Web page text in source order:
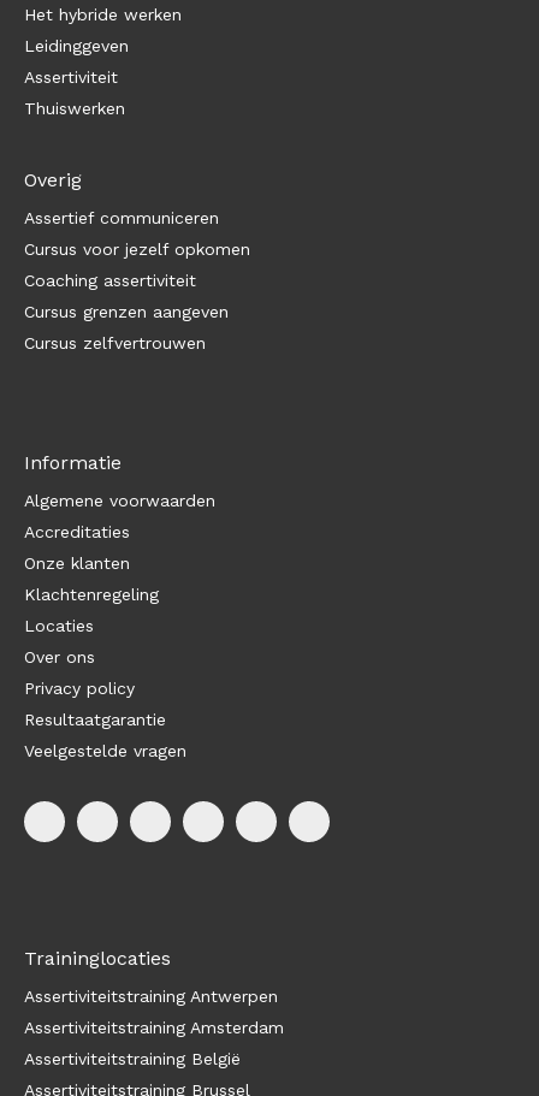
Het hybride werken
Leidinggeven
Assertiviteit
Thuiswerken
Overig
Assertief communiceren
Cursus voor jezelf opkomen
Coaching assertiviteit
Cursus grenzen aangeven
Cursus zelfvertrouwen
Informatie
Algemene voorwaarden
Accreditaties
Onze klanten
Klachtenregeling
Locaties
Over ons
Privacy policy
Resultaatgarantie
Veelgestelde vragen
Traininglocaties
Assertiviteitstraining Antwerpen
Assertiviteitstraining Amsterdam
Assertiviteitstraining België
Assertiviteitstraining Brussel